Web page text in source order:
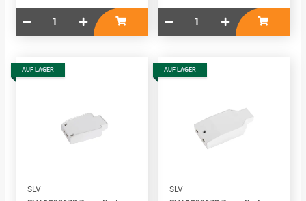
AUF LAGER
SLV
AUF LAGER
SLV